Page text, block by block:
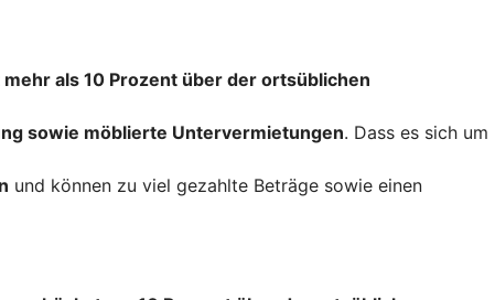
mehr als 10 Prozent über der ortsüblichen
sowie möblierte Untervermietungen. Dass es sich um
und können zu viel gezahlte Beträge sowie einen